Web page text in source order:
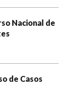
Nacional de
de Casos